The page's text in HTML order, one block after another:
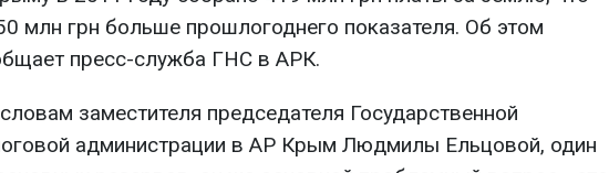
млн грн больше прошлогоднего показателя. Об этом
пресс-служба ГНС в АРК.
заместителя председателя Государственной
администрации в АР Крым Людмилы Ельцовой, один